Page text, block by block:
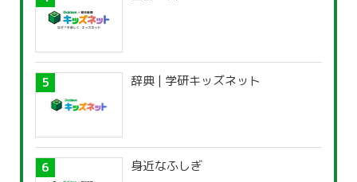
辞典 | 学研キッズネット
身近なふしぎ